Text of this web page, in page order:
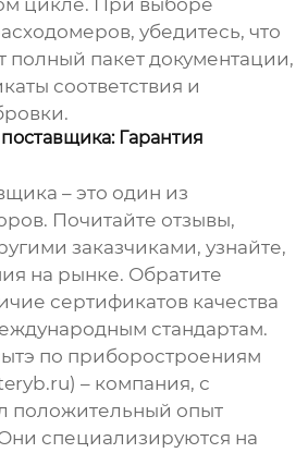
цикле. При выборе
, убедитесь, что
полный пакет документации,
соответствия и
Гарантия
– это один из
Почитайте отзывы,
заказчиками, узнайте,
на рынке. Обратите
сертификатов качества
стандартам.
по приборостроениям
– компания, с
положительный опыт
специализируются на